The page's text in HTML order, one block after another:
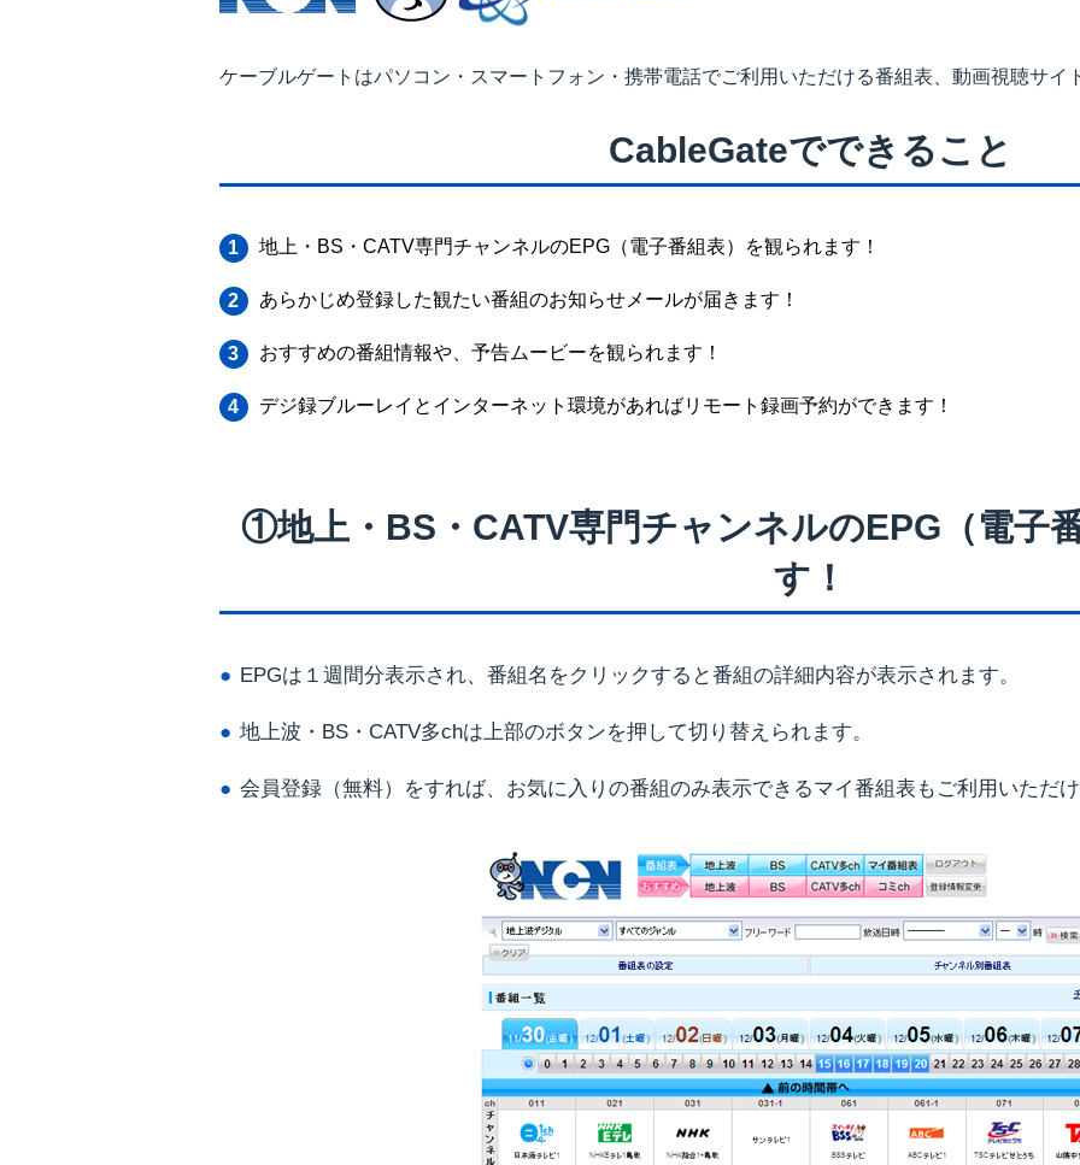
ケーブルゲートはパソコン・スマートフォン・携帯電話でご利用いただける番組表、動画視聴サイ
CableGateでできること
地上・BS・CATV専門チャンネルのEPG（電子番組表）を観られます！
あらかじめ登録した観たい番組のお知らせメールが届きます！
おすすめの番組情報や、予告ムービーを観られます！
デジ録ブルーレイとインターネット環境があればリモート録画予約ができます！
①地上・BS・CATV専門チャンネルのEPG（電子
す！
EPGは１週間分表示され、番組名をクリックすると番組の詳細内容が表示されます。
地上波・BS・CATV多chは上部のボタンを押して切り替えられます。
会員登録（無料）をすれば、お気に入りの番組のみ表示できるマイ番組表もご利用いただ